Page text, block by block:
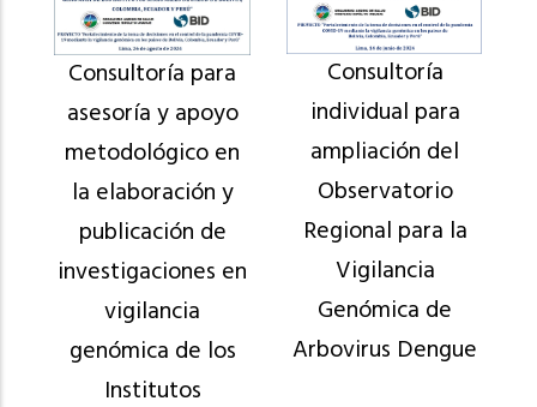
Consultoría para
asesoría y apoyo
metodológico en
la elaboración y
publicación de
investigaciones en
vigilancia
genómica de los
Institutos
Consultoría
individual para
ampliación del
Observatorio
Regional para la
Vigilancia
Genómica de
Arbovirus Dengue